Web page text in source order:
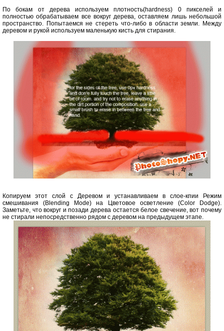
По бокам от дерева используем плотность(hardness) 0 пикселей и
полностью обрабатываем все вокруг дерева, оставляем лишь небольшой
пространство. Попытаемся не стереть что-либо в области земли. Между
деревом и рукой используем маленькую кисть для стирания.
Копируем этот слой с Деревом и устанавливаем в слое-кпии Режим
смешивания (Blending Mode) на Цветовое осветление (Color Dodge).
Заметьте, что вокруг и позади дерева остается белое свечение, вот почему
не стирали непосредственно рядом с деревом на предыдущем этапе.